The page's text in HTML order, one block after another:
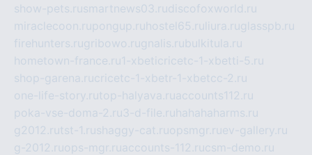
show-pets.rusmartnews03.rudiscofoxworld.ru
miraclecoon.rupongup.ru hostel65.ru liura.ruglasspb.ru
firehunters.rugribowo.rugnalis.rubulkitula.ru
hometown-france.ru1-xbeticricetc-1-xbetti-5.ru
shop-garena.rucricetc-1-xbetr-1-xbetcc-2.ru
one-life-story.rutop-halyava.ruaccounts112.ru
poka-vse-doma-2.ru3-d-file.ru hahahaharms.ru
g2012.rutst-1.rushaggy-cat.ruopsmgr.ruev-gallery.ru
g-2012.ruops-mgr.ruaccounts-112.rucsm-demo.ru